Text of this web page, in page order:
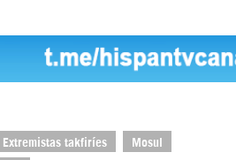
Extremistas takfiríes Mosul